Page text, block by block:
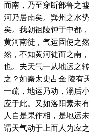
而南，乃至穿断部鲁之
河乃居南矣。巽州之水
矣。我朝祖陵钟于中都
黄河南徒，气运固使之
然，不知黄河徒而之南
也。夫天气一从地运之
之？如秦太史占金 陵有
一疏，地运乃动，溺后
应于此。又如洛阳素未
人自是果作相，是地运
谓天气动于上而人为应